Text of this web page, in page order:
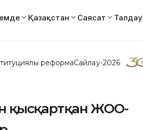
Қазақстан Саясат Талдау
реформаСайлау-2026
қысқартқан ЖОО-